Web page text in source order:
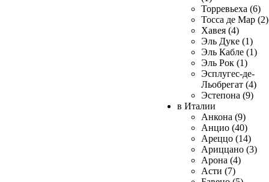
Торревьеха (6)
Тосса де Мар (2)
Хавея (4)
Эль Дуке (1)
Эль Кабле (1)
Эль Рок (1)
Эсплугес-де-
Льобрегат (4)
Эстепона (9)
в Италии
Анкона (9)
Анцио (40)
Ареццо (14)
Ариццано (3)
Арона (4)
Асти (7)